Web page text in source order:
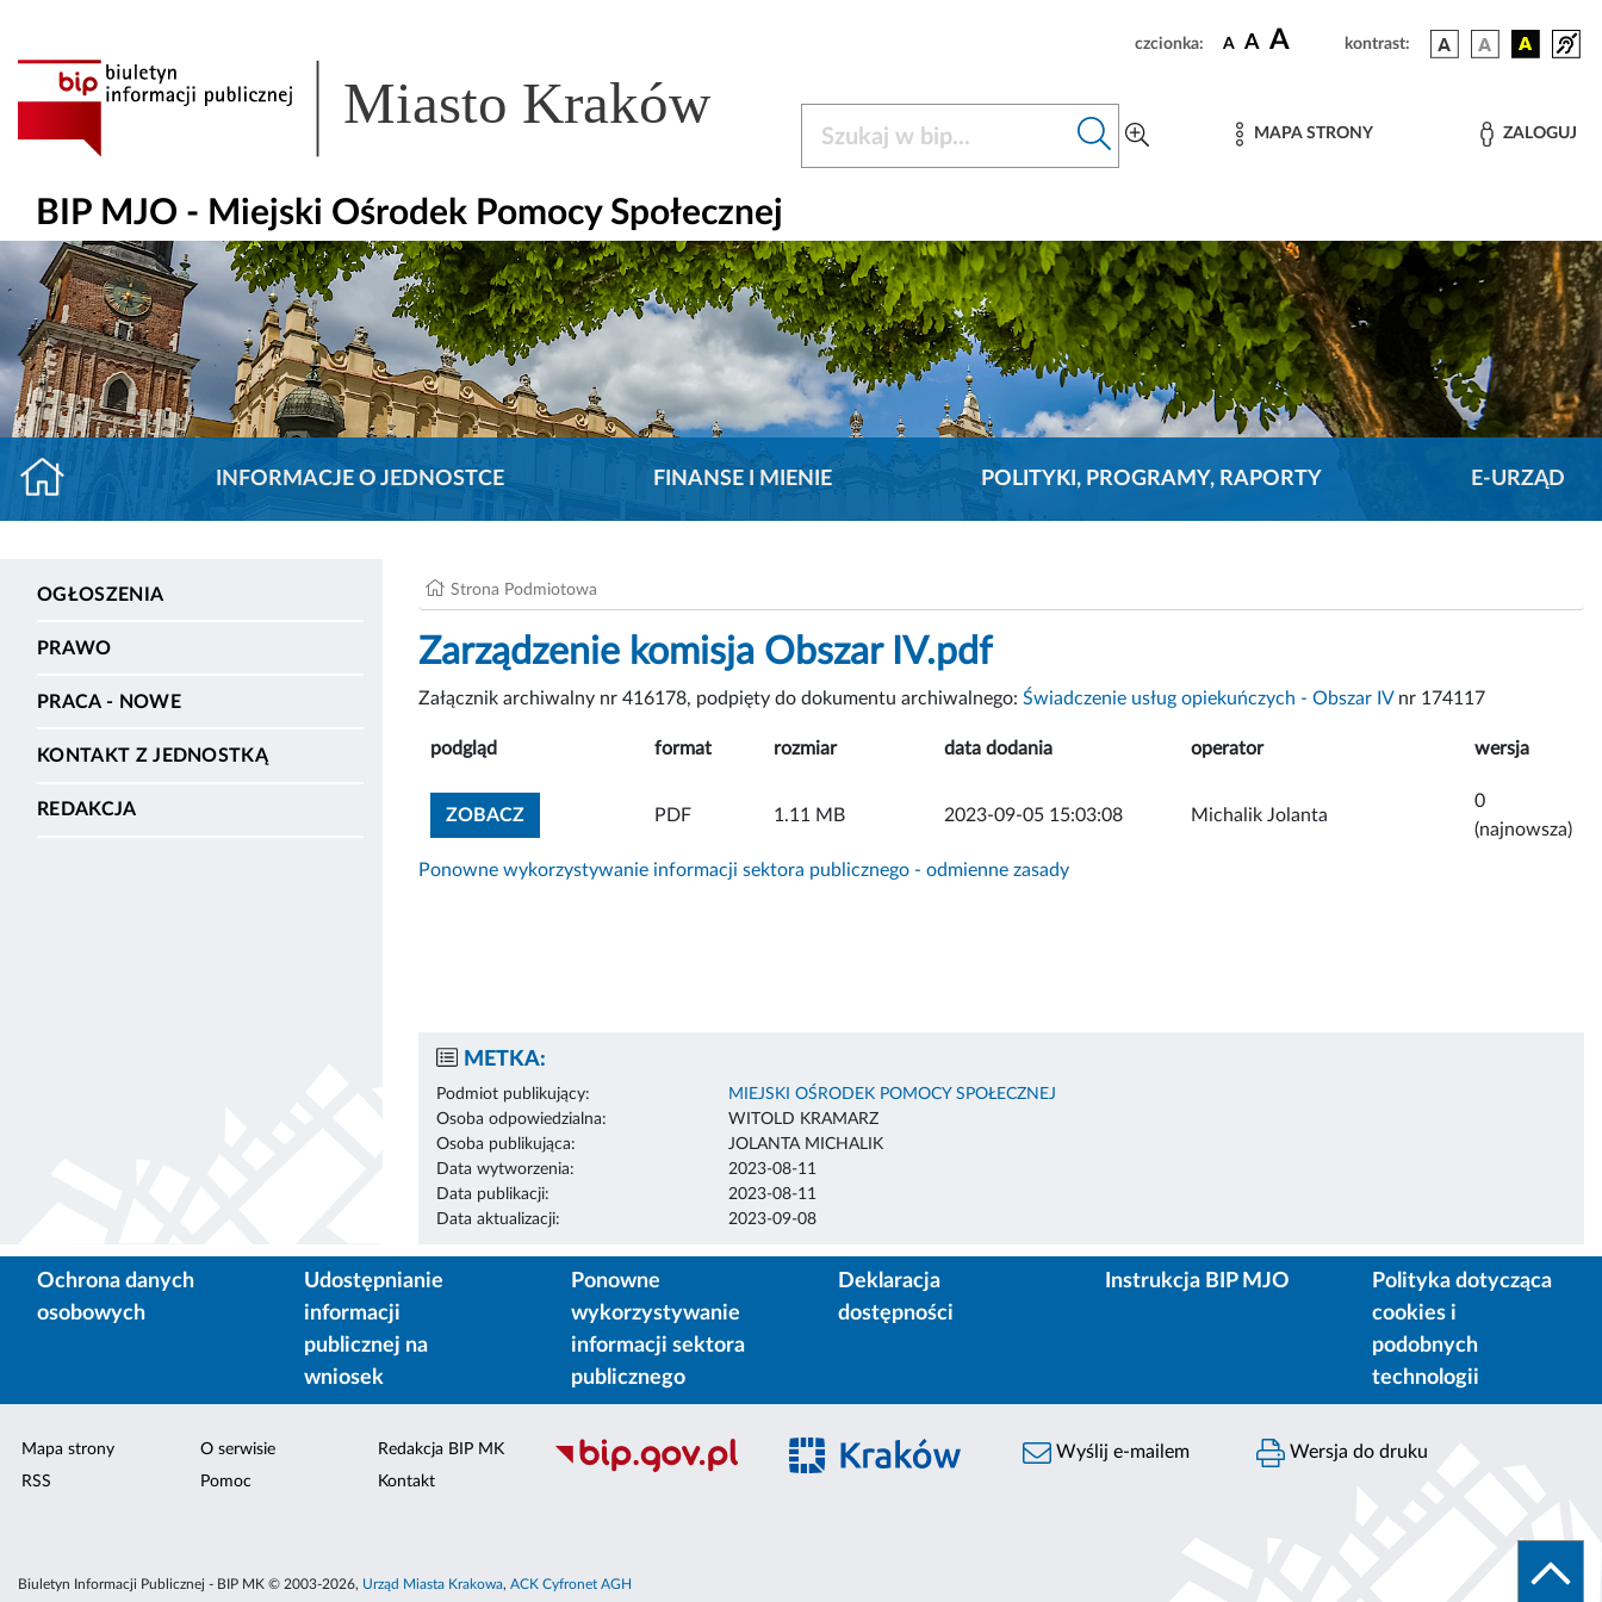
czcionka: A A A kontrast:
Miasto Kraków MAPA STRONY ZALOGUJ
BIP MJO - Miejski Ośrodek Pomocy Społecznej
INFORMACJE O JEDNOSTCE FINANSE I MIENIE POLITYKI, PROGRAMY, RAPORTY E-URZĄD
OGŁOSZENIA
PRAWO
PRACA - NOWE
KONTAKT Z JEDNOSTKĄ
REDAKCJA
Strona Podmiotowa
Zarządzenie komisja Obszar IV.pdf
Załącznik archiwalny nr 416178, podpięty do dokumentu archiwalnego: Świadczenie usług opiekuńczych - Obszar IVnr 174117
podgląd format rozmiar data dodania operator wersja
ZOBACZZOBACZ ZAŁĄCZNIK
PDF 1.11 MB 2023-09-05 15:03:08 Michalik Jolanta
0
(najnowsza)
Ponowne wykorzystywanie informacji sektora publicznego - odmienne zasady
METKA:
Podmiot publikujący:
MIEJSKI OŚRODEK POMOCY SPOŁECZNEJ
Osoba odpowiedzialna:
WITOLD KRAMARZ
Osoba publikująca:
JOLANTA MICHALIK
Data wytworzenia:
2023-08-11
Data publikacji:
2023-08-11
Data aktualizacji:
2023-09-08
Ochrona danych
osobowych
Udostępnianie
informacji
publicznej na
wniosek
Ponowne
wykorzystywanie
informacji sektora
publicznego
Deklaracja
dostępności
Instrukcja BIP MJO
Polityka dotycząca
cookies i
podobnych
technologii
Mapa strony
RSS
O serwisie
Pomoc
Redakcja BIP MK
Kontakt
Wyślij e-mailem Wersja do druku
Biuletyn Informacji Publicznej - BIP MK © 2003-2026, Urząd Miasta Krakowa, ACK Cyfronet AGH